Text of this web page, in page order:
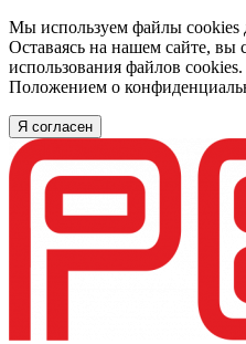
Мы используем файлы cookies
Оставаясь на нашем сайте, вы
использования файлов
Положением о
Я согласен